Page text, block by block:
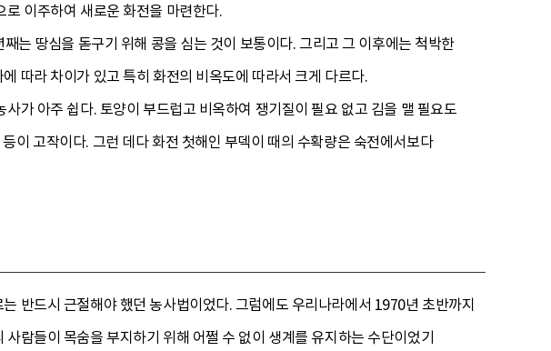
이주하여 새로운 화전을 마련한다.
는 땅심을 돋구기 위해 콩을 심는 것이 보통이다. 그리고 그 이후에는 척박한
따라 차이가 있고 특히 화전의 비옥도에 따라서 크게 다르다.
가 아주 쉽다. 토양이 부드럽고 비옥하여 쟁기질이 필요 없고 김을 맬 필요도
이 고작이다. 그런 데다 화전 첫해인 부덱이 때의 수확량은 숙전에서보다
반드시 근절해야 했던 농사법이었다. 그럼에도 우리나라에서 1970년 초반까지
람들이 목숨을 부지하기 위해 어쩔 수 없이 생계를 유지하는 수단이었기